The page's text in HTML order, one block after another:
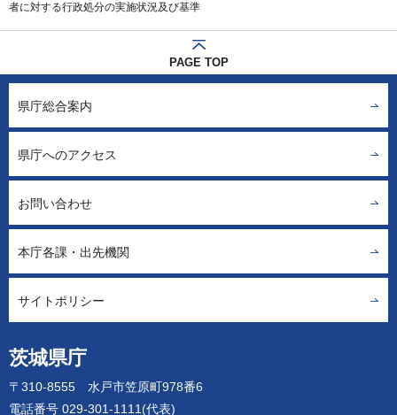
者に対する行政処分の実施状況及び基準
PAGE TOP
茨城県庁
〒310-8555 水戸市笠原町978番6
電話番号 029-301-1111(代表)
県庁総合案内
県庁へのアクセス
お問い合わせ
本庁各課・出先機関
サイトポリシー